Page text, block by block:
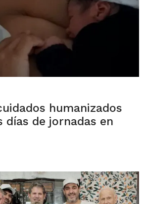
humanizados
días de jornadas en